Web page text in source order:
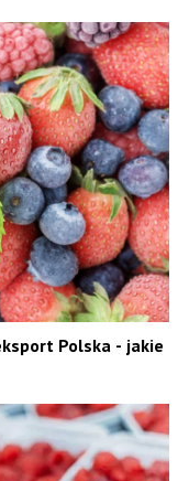
Polska - jakie